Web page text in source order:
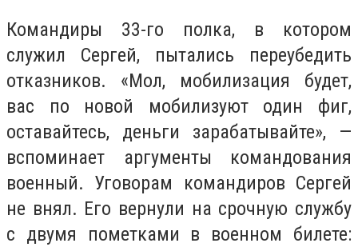
Командиры 33-го полка, в котором
служил Сергей, пытались переубедить
отказников. «Мол, мобилизация будет,
вас по новой мобилизуют один фиг,
оставайтесь, деньги зарабатывайте», —
вспоминает аргументы командования
военный. Уговорам командиров Сергей
не внял. Его вернули на срочную службу
с двумя пометками в военном билете: